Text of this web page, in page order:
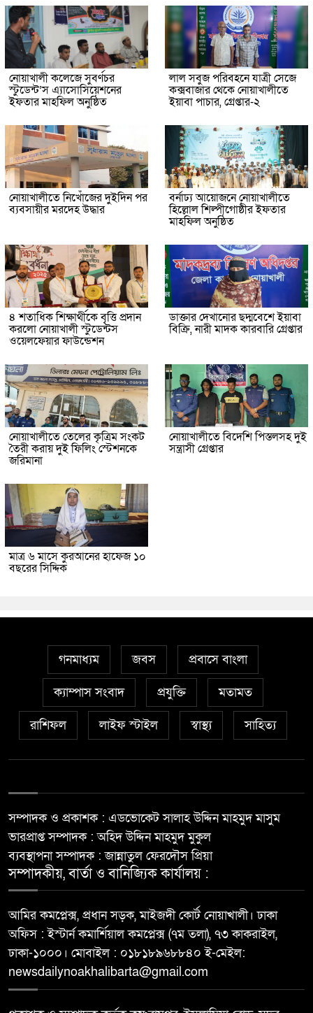
নোয়াখালী কলেজে সুবর্ণচর
স্টুডেন্ট’স এ্যাসোসিয়েশনের
ইফতার মাহফিল অনুষ্ঠিত
লাল সবুজ পরিবহনে যাত্রী সেজে
কক্সবাজার থেকে নোয়াখালীতে
ইয়াবা পাচার, গ্রেপ্তার-২
নোয়াখালীতে নিখোঁজের দুইদিন পর
ব্যবসায়ীর মরদেহ উদ্ধার
বর্নাঢ্য আয়োজনে নোয়াখালীতে
হিল্লোল শিল্পীগোষ্ঠীর ইফতার
মাহফিল অনুষ্ঠিত
৪ শতাধিক শিক্ষার্থীকে বৃত্তি প্রদান
করলো নোয়াখালী স্টুডেন্টস
ওয়েলফেয়ার ফাউন্ডেশন
ডাক্তার দেখানোর ছদ্মবেশে ইয়াবা
বিক্রি, নারী মাদক কারবারি গ্রেপ্তার
নোয়াখালীতে তেলের কৃত্রিম সংকট
তৈরী করায় দুই ফিলিং স্টেশনকে
জরিমানা
নোয়াখালীতে বিদেশি পিস্তলসহ দুই
সন্ত্রাসী গ্রেপ্তার
মাত্র ৬ মাসে কুরআনের হাফেজ ১০
বছরের সিদ্দিক
গনমাধ্যম জবস প্রবাসে বাংলা
ক্যাম্পাস সংবাদ প্রযুক্তি মতামত
রাশিফল লাইফ স্টাইল স্বাস্থ্য সাহিত্য
সম্পাদক ও প্রকাশক : এডভোকেট সালাহ উদ্দিন মাহমুদ মাসুম
ভারপ্রাপ্ত সম্পাদক : অহিদ উদ্দিন মাহমুদ মুকুল
ব্যবস্থাপনা সম্পাদক : জান্নাতুল ফেরদৌস প্রিয়া
সম্পাদকীয়, বার্তা ও বানিজ্যিক কার্যালয় :
আমির কমপ্লেক্স, প্রধান সড়ক, মাইজদী কোর্ট নোয়াখালী। ঢাকা
অফিস : ইস্টার্ন কমার্শিয়াল কমপ্লেক্স (৭ম তলা), ৭৩ কাকরাইল,
ঢাকা-১০০০। মোবাইল : ০১৮১৮৯৬৮৮৪০ ই-মেইল:
newsdailynoakhalibarta@gmail.com